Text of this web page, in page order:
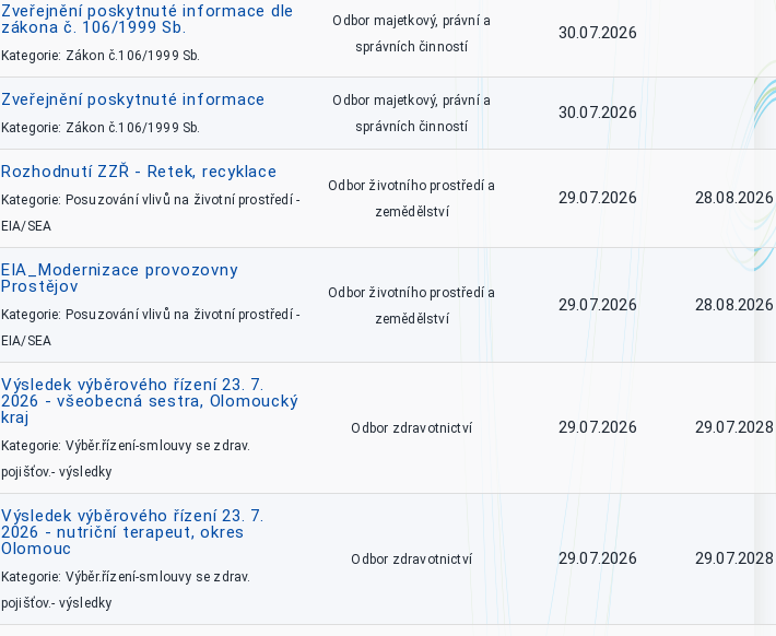
Zveřejnění poskytnuté informace dle
zákona č. 106/1999 Sb.
Kategorie: Zákon č.106/1999 Sb.
Odbor majetkový, právní a
správních činností
30.07.2026
Zveřejnění poskytnuté informace
Kategorie: Zákon č.106/1999 Sb.
Odbor majetkový, právní a
správních činností
30.07.2026
Rozhodnutí ZZŘ - Retek, recyklace
Kategorie: Posuzování vlivů na životní prostředí -
EIA/SEA
Odbor životního prostředí a
zemědělství
29.07.2026 28.08.2026
EIA_Modernizace provozovny
Prostějov
Kategorie: Posuzování vlivů na životní prostředí -
EIA/SEA
Odbor životního prostředí a
zemědělství
29.07.2026 28.08.2026
Výsledek výběrového řízení 23. 7.
2026 - všeobecná sestra, Olomoucký
kraj
Kategorie: Výběr.řízení-smlouvy se zdrav.
pojišťov.- výsledky
Odbor zdravotnictví 29.07.2026 29.07.2028
Výsledek výběrového řízení 23. 7.
2026 - nutriční terapeut, okres
Olomouc
Kategorie: Výběr.řízení-smlouvy se zdrav.
pojišťov.- výsledky
Odbor zdravotnictví 29.07.2026 29.07.2028